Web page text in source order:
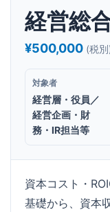
経営総
¥500,000 (税
対象者
経営層・役員／
経営企画・財
務・IR担当等
資本コスト・
基礎から、資本